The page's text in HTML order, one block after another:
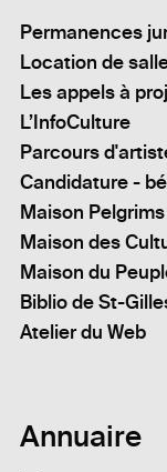
Permanences
Location de
Les appels à
L’InfoCulture
Parcours
Candidature -
Maison Pelgrims
Maison des
Maison du
Biblio de St-
Atelier du Web
Annuaire